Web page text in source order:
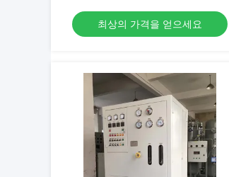
최상의 가격을 얻으세요